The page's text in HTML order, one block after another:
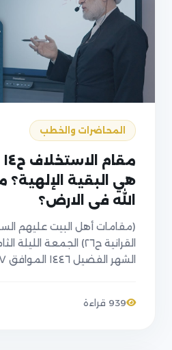
المحاضرات والخطب
هي البقية
الله في الارض؟
(مقامات أهل البيت عليهم
القرانية ح٢٦) الجمعة
الشهر الفضيل ١٤٤٦ الموافق ٢٧/ ٣/ ٢٠٢٥
939 قراءة